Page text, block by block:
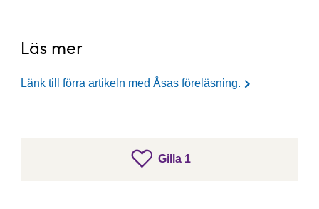
Gilla 1
Läs mer
Länk till förra artikeln med Åsas föreläsning.